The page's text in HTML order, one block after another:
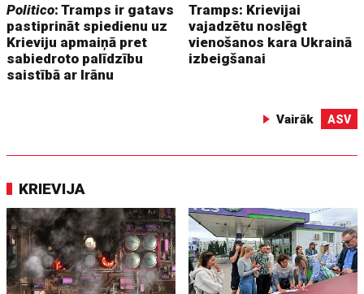
Politico: Tramps ir gatavs
pastiprināt spiedienu uz
Krieviju apmaiņā pret
sabiedroto palīdzību
saistībā ar Irānu
Tramps: Krievijai
vajadzētu noslēgt
vienošanos kara Ukrainā
izbeigšanai
Vairāk ASV
KRIEVIJA